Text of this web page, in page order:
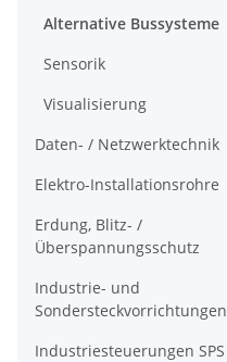
Alternative Bussysteme
Sensorik
Visualisierung
Daten- / Netzwerktechnik
Elektro-Installationsrohre
Erdung, Blitz- /
Überspannungsschutz
Industrie- und
Sondersteckvorrichtungen
Industriesteuerungen SPS